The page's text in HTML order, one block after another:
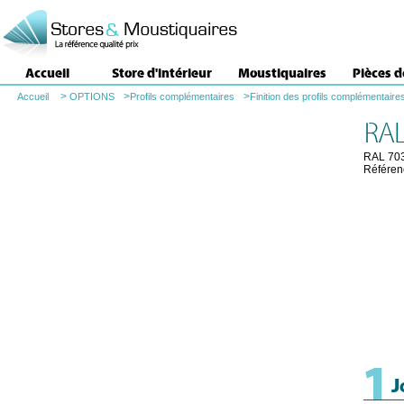
Accueil Store d'intérieur Moustiquaires Pièces
Accueil > OPTIONS >Profils complémentaires >Finition des profils
RAL
1